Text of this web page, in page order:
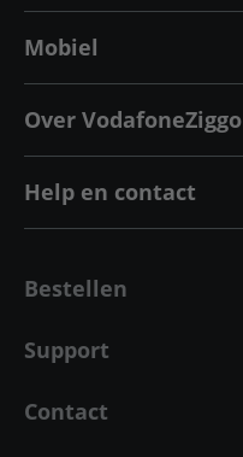
Mobiel
Over VodafoneZiggo
Help en contact
Bestellen
Support
Contact